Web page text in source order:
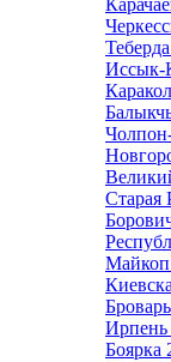
Теберда
Иссык-
Каракол
Старая
Майкоп
Ирпень
Боярка